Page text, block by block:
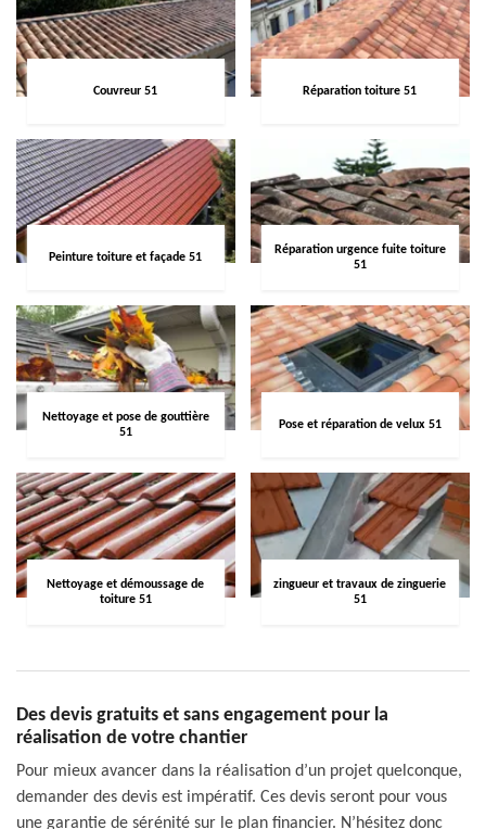
Couvreur 51 Réparation toiture 51
Peinture toiture et façade 51
Réparation urgence fuite toiture
51
Nettoyage et pose de gouttière
51
Pose et réparation de velux 51
Nettoyage et démoussage de
toiture 51
zingueur et travaux de zinguerie
51
Des devis gratuits et sans engagement pour la
réalisation de votre chantier
Pour mieux avancer dans la réalisation d’un projet quelconque,
demander des devis est impératif. Ces devis seront pour vous
une garantie de sérénité sur le plan financier. N’hésitez donc